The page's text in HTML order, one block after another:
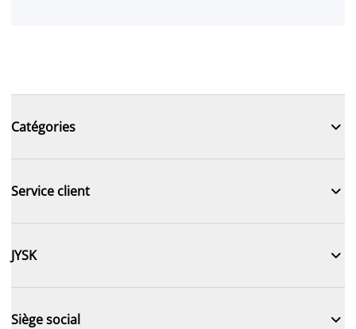
Catégories 
Service client 
JYSK 
Siège social 